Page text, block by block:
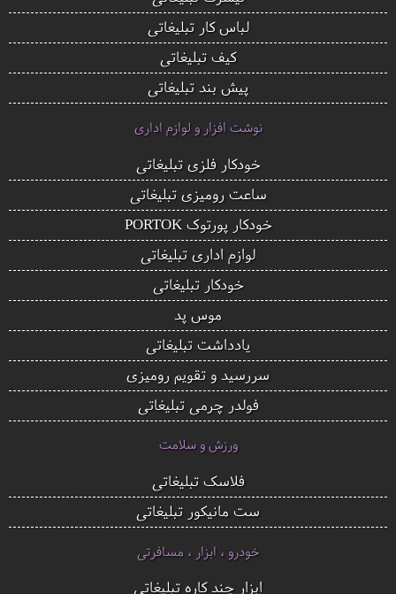
لباس کار تبلیغاتی
کیف تبلیغاتی
پیش بند تبلیغاتی
نوشت افزار و لوازم اداری
خودکار فلزی تبلیغاتی
ساعت رومیزی تبلیغاتی
خودکار پورتوک PORTOK
لوازم اداری تبلیغاتی
خودکار تبلیغاتی
موس پد
یادداشت تبلیغاتی
سررسید و تقویم رومیزی
فولدر چرمی تبلیغاتی
ورزش و سلامت
فلاسک تبلیغاتی
ست مانیکور تبلیغاتی
خودرو ، ابزار ، مسافرتی
ابزار چند کاره تبلیغاتی